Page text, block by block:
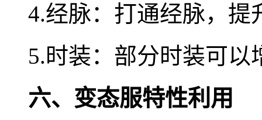
4.经脉：打通经脉，提
5.时装：部分时装可以
六、变态服特性利用